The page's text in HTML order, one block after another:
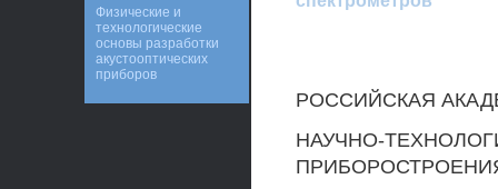
РОССИЙСКАЯ
НАУЧНО-
Физические и
технологические
основы разработки
акустооптических
приборов